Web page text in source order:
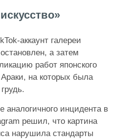
аккаунт галереи
а затем
работ японского
на которых была
аналогичного инцидента в
решил, что картина
нарушила стандарты